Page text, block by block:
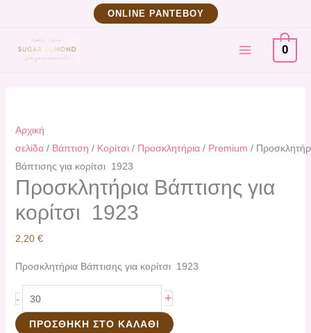
περιεχόμενο
ΟNLINE ΡΑΝΤΕΒΟΥ
MAIN
MENU
0
Αρχική
σελίδα/ Βάπτιση / Κορίτσι/ Προσκλητήρια/ Premium /
Βάπτισης για κορίτσι 1923
Προσκλητήρια Βάπτισης για
κορίτσι 1923
2,20 €
Προσκλητήρια Βάπτισης για κορίτσι 1923
-
για
κορίτσι
+
ΠΡΟΣΘΉΚΗ ΣΤΟ ΚΑΛΆΘΙ